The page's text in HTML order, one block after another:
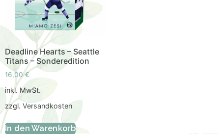
Deadline Hearts – Seattle
Titans – Sonderedition
16,00€
inkl. MwSt.
zzgl. Versandkosten
In den Warenkorb